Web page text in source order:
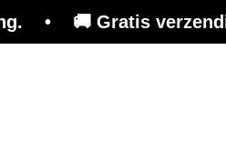
verzending